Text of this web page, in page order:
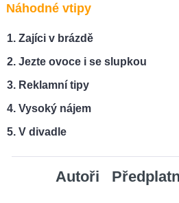
Náhodné vtipy
Zajíci v brázdě
Jezte ovoce i se slupkou
Reklamní tipy
Vysoký nájem
V divadle
Autoři